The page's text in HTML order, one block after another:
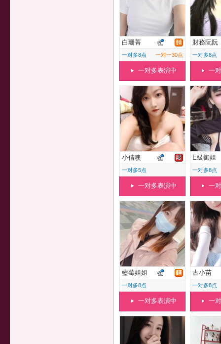
白珊菁
一对多8点 一对一30点
一对多表演中
財務阮阮
一对多8点
一
小倩噢
一对多5点
一对多表演中
E級御姐
一对多8点
一
藍莓姐姐
一对多8点
一对多表演中
古小苗
一对多8点
一